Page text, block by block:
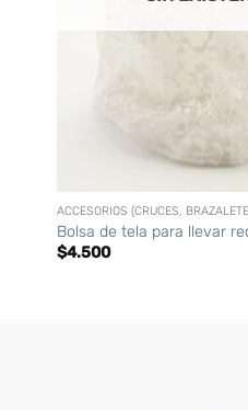
Bolsa de tela para llevar
$4.500